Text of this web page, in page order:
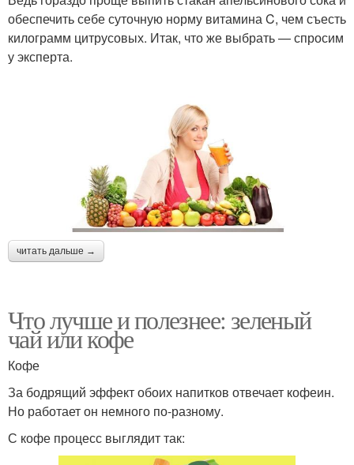
обеспечить себе суточную норму витамина C, чем съесть
килограмм цитрусовых. Итак, что же выбрать — спросим
у эксперта.
читать дальше →
Что лучше и полезнее: зеленый
чай или кофе
Кофе
За бодрящий эффект обоих напитков отвечает кофеин.
Но работает он немного по-разному.
С кофе процесс выглядит так: